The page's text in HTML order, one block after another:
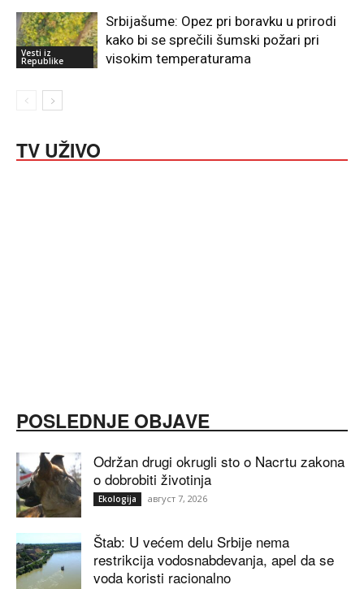
Vesti iz
Republike
Srbijašume: Opez pri boravku u prirodi
kako bi se sprečili šumski požari pri
visokim temperaturama
TV UŽIVO
POSLEDNJE OBJAVE
Održan drugi okrugli sto o Nacrtu zakona
o dobrobiti životinja
Ekologija август 7, 2026
Štab: U većem delu Srbije nema
restrikcija vodosnabdevanja, apel da se
voda koristi racionalno